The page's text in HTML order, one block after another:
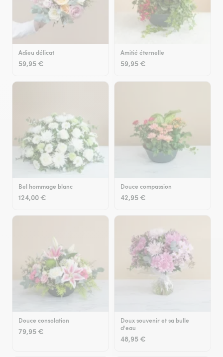
Adieu délicat
59,95 €
Amitié éternelle
59,95 €
Bel hommage blanc
124,00 €
Douce compassion
42,95 €
Douce consolation
79,95 €
Doux souvenir et sa bulle
d'eau
48,95 €